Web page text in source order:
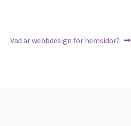
Next
Vad är webbdesign för hemsidor?